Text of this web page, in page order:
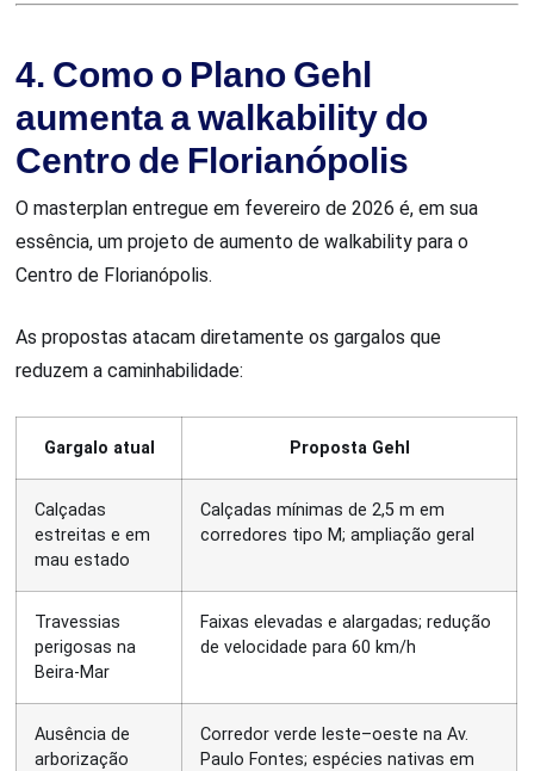
4. Como o Plano Gehl
aumenta a walkability do
Centro de Florianópolis
O masterplan entregue em fevereiro de 2026 é, em sua
essência, um projeto de aumento de walkability para o
Centro de Florianópolis.
As propostas atacam diretamente os gargalos que
reduzem a caminhabilidade:
Gargalo atual Proposta Gehl
Calçadas
estreitas e em
mau estado
Calçadas mínimas de 2,5 m em
corredores tipo M; ampliação geral
Travessias
perigosas na
Beira-Mar
Faixas elevadas e alargadas; redução
de velocidade para 60 km/h
Ausência de
arborização
Corredor verde leste–oeste na Av.
Paulo Fontes; espécies nativas em